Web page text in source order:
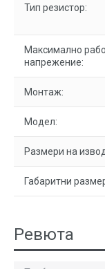
Тип резистор:
Максимално
напрежение:
Монтаж:
Модел:
Размери на
Габаритни
Ревюта